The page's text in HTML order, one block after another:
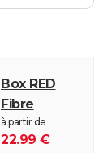
Box RED
Fibre
à partir de
22.99 €